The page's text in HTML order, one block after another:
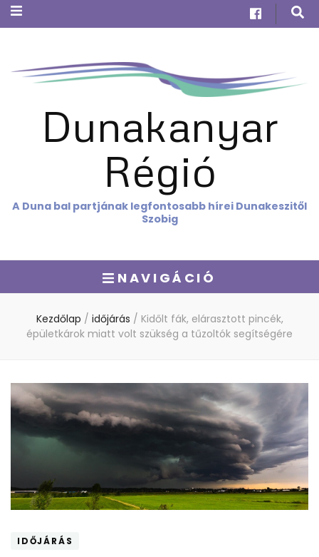
Dunakanyar
Régió
A Duna bal partjának legfontosabb hírei Dunakeszitől
Szobig
NAVIGÁCIÓ
Kezdőlap / időjárás / Kidőlt fák, elárasztott pincék,
épületkárok miatt volt szükség a tűzoltók segítségére
IDŐJÁRÁS